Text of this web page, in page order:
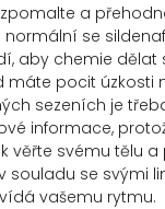
a
se
aby chemie
máte pocit
sezeních je
informace,
věřte svému tělu
se svými
vašemu rytmu.